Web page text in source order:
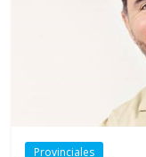
Provinciales